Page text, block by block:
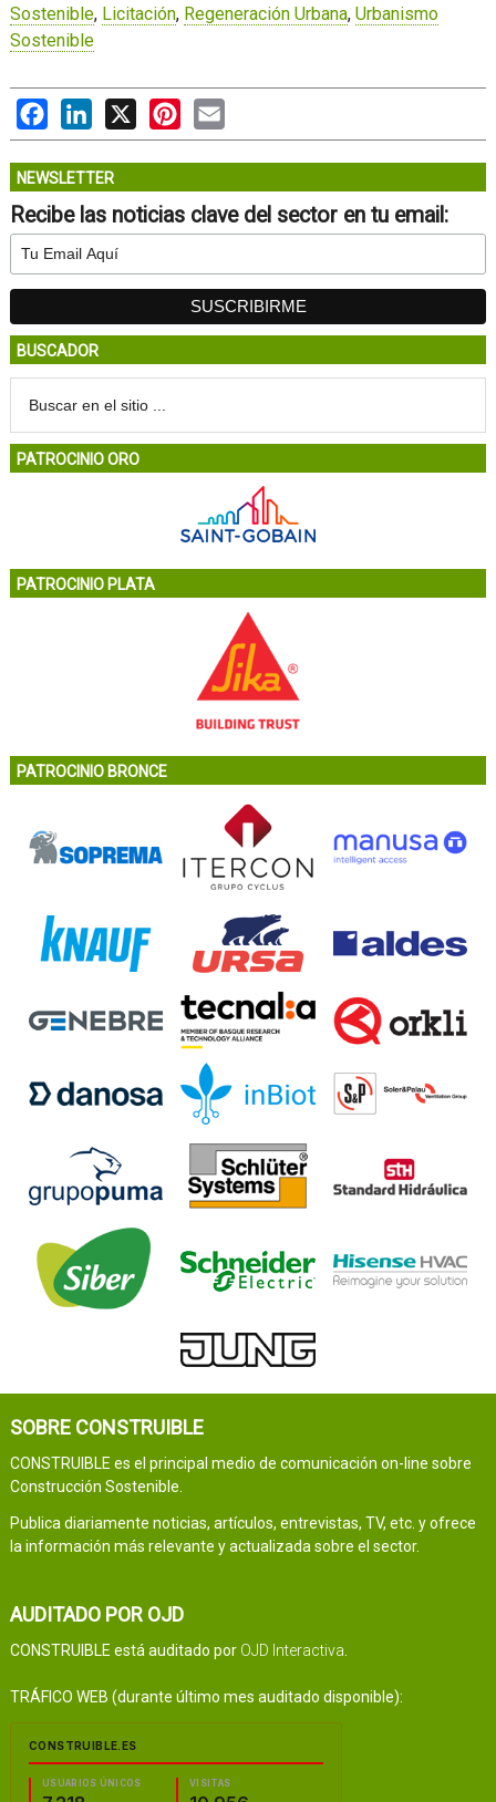
Sostenible, Licitación, Regeneración Urbana, Urbanismo
Sostenible
FacebookLinkedIn
X PinterestEmail
NEWSLETTER
Recibe las noticias clave del sector en tu email:
BUSCADOR
PATROCINIO ORO
PATROCINIO PLATA
PATROCINIO BRONCE
SOBRE CONSTRUIBLE
CONSTRUIBLE es el principal medio de comunicación on-line sobre
Construcción Sostenible.
Publica diariamente noticias, artículos, entrevistas, TV, etc. y ofrece
la información más relevante y actualizada sobre el sector.
AUDITADO POR OJD
CONSTRUIBLE está auditado por OJD Interactiva
TRÁFICO WEB (durante último mes auditado disponible):